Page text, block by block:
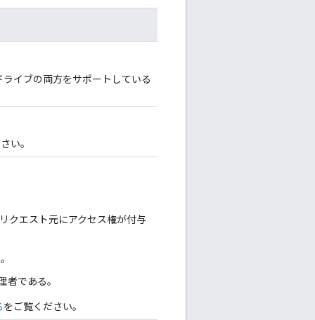
イブの両方をサポートしている
い。
クエスト元にアクセス権が付与
者である。
をご覧ください。